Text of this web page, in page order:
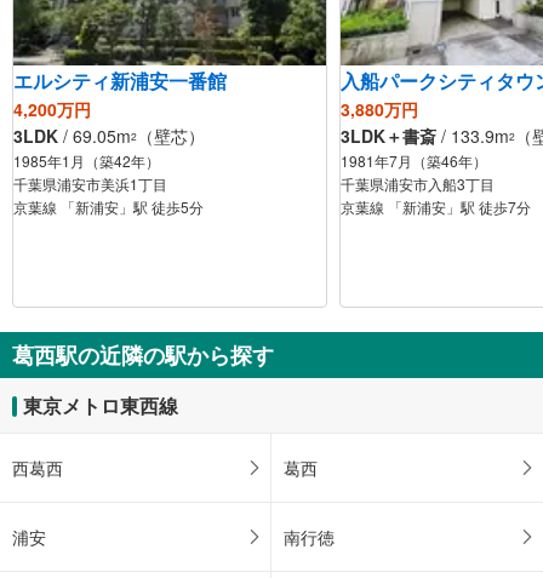
エルシティ新浦安一番館
4,200万円
3LDK / 69.05m2 （壁芯）
1985年1月（築42年）
千葉県浦安市美浜1丁目
京葉線 「新浦安」駅 徒歩5分
入船パークシティタウ
3,880万円
3LDK＋書斎 / 133.9m2
1981年7月（築46年）
千葉県浦安市入船3丁目
京葉線 「新浦安」駅 徒歩7分
葛西駅の近隣の駅から探す
東京メトロ東西線
西葛西 葛西
浦安 南行徳